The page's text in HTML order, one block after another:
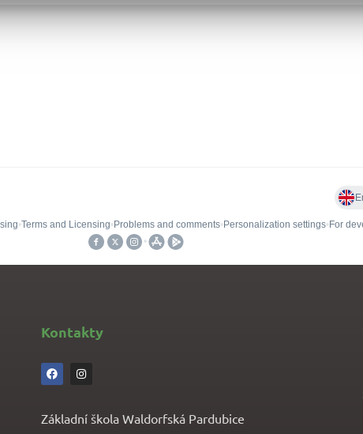
Kontakty
Základní škola Waldorfská Pardubice